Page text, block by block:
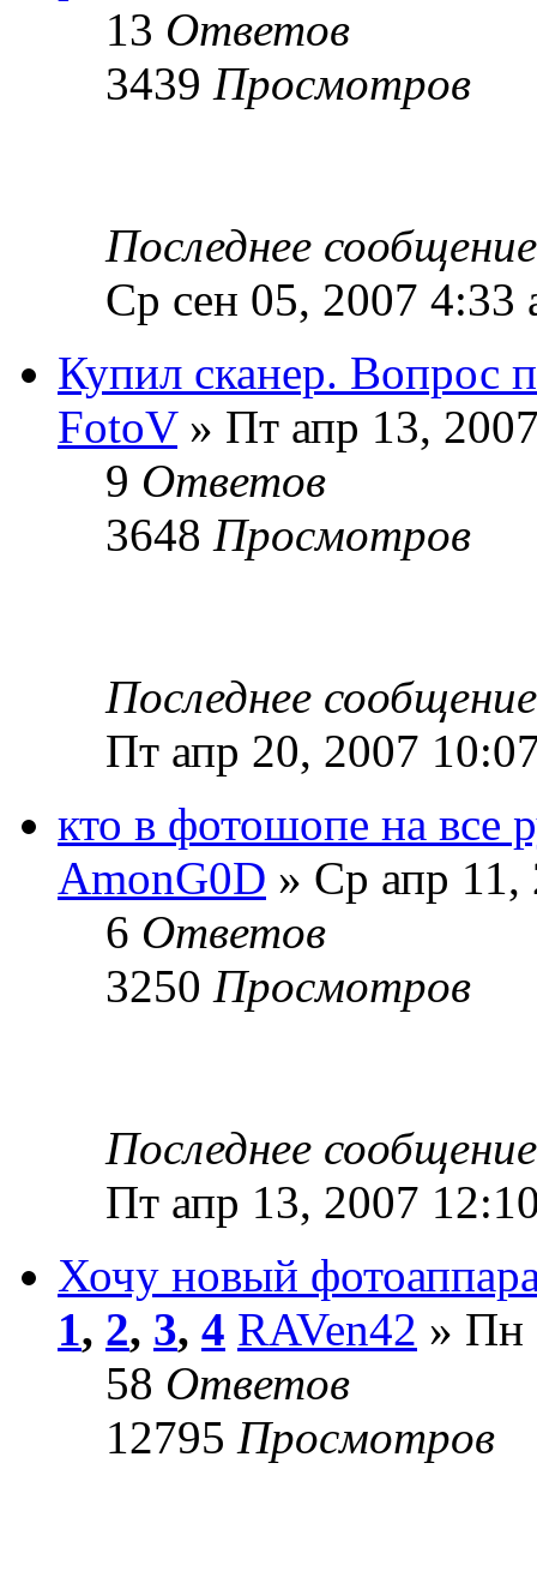
13 Ответов
3439 Просмотров
Последнее
Ср сен 05, 2007 4:33
Купил сканер. Вопрос
FotoV» Пт апр 13,
9 Ответов
3648 Просмотров
Последнее
Пт апр 20, 2007
кто в фотошопе на все
AmonG0D » Ср апр 11,
6 Ответов
3250 Просмотров
Последнее
Пт апр 13, 2007
Хочу новый
1, 2, 3, 4 RAVen42 » Пн
58 Ответов
12795 Просмотров